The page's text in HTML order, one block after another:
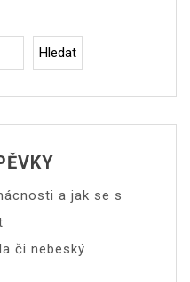
Hledat
a jak se s
či nebeský